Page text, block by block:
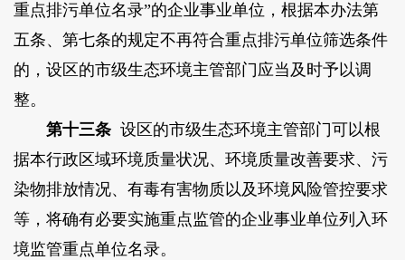
重点排污单位名录”的企业事业单位，根据本办法第
五条、第七条的规定不再符合重点排污单位筛选条件
的，设区的市级生态环境主管部门应当及时予以调
整。
第十三条设区的市级生态环境主管部门可以根
据本行政区域环境质量状况、环境质量改善要求、污
染物排放情况、有毒有害物质以及环境风险管控要求
等，将确有必要实施重点监管的企业事业单位列入环
境监管重点单位名录。